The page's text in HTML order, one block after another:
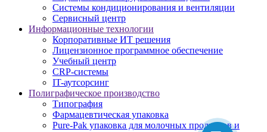
Системы кондиционирования и вентиляции
Сервисный центр
Информационные технологии
Корпоративные ИТ решения
Лицензионное программное обеспечение
Учебный центр
CRP-системы
IT-аутсорсинг
Полиграфическое производство
Типография
Фармацевтическая упаковка
Pure-Pak упаковка для молочных продуктов и